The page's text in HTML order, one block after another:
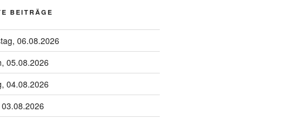
BEITRÄGE
06.08.2026
05.08.2026
04.08.2026